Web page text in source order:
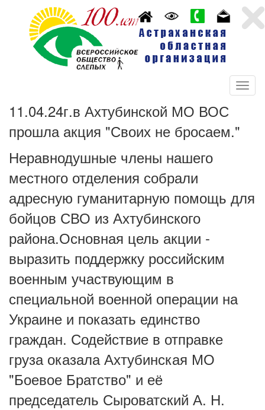
11.04.24г.в Ахтубинской МО ВОС
прошла акция "Своих не бросаем."
Неравнодушные члены нашего
местного отделения собрали
адресную гуманитарную помощь для
бойцов СВО из Ахтубинского
района.Основная цель акции -
выразить поддержку российским
военным участвующим в
специальной военной операции на
Украине и показать единство
граждан. Содействие в отправке
груза оказала Ахтубинская МО
"Боевое Братство" и её
председатель Сыроватский А. Н.